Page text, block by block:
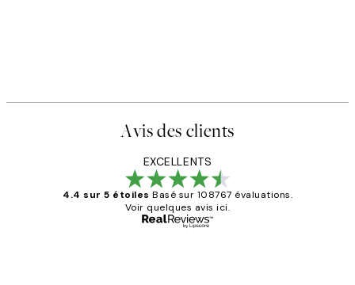
Avis des clients
EXCELLENTS
4.4 sur 5 étoiles Basé sur 108767 évaluations.
Voir quelques avis ici.